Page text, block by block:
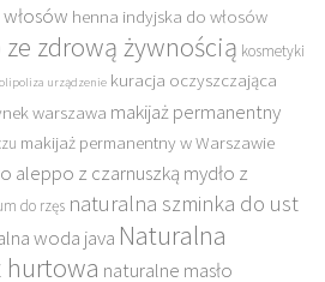
henna indyjska do włosów
zdrową żywnością kosmetyki
urządzenie kuracja oczyszczająca
warszawa makijaż permanentny
makijaż permanentny w Warszawie
aleppo z czarnuszką mydło z
do rzęs naturalna szminka do ust
woda java Naturalna
hurtowa naturalne masło